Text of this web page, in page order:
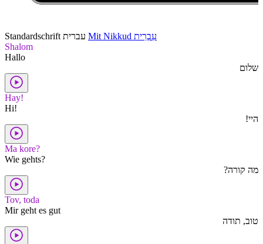
Standardschrift עברית Mit Nikkud עִבְרִית
Shalom
Hallo
שלום
Hay!
Hi!
היי!
Ma kore?
Wie gehts?
מה קורה?
Tov, toda
Mir geht es gut
טוב, תודה